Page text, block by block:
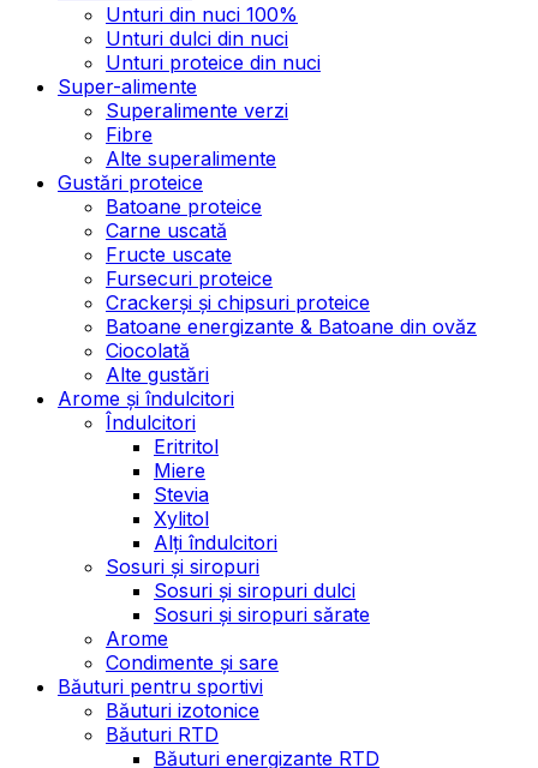
Unturi din nuci 100%
Unturi dulci din nuci
Unturi proteice din nuci
Super-alimente
Superalimente verzi
Fibre
Alte superalimente
Gustări proteice
Batoane proteice
Carne uscată
Fructe uscate
Fursecuri proteice
Crackerși și chipsuri proteice
Batoane energizante & Batoane din ovăz
Ciocolată
Alte gustări
Arome și îndulcitori
Îndulcitori
Eritritol
Miere
Stevia
Xylitol
Alți îndulcitori
Sosuri și siropuri
Sosuri și siropuri dulci
Sosuri și siropuri sărate
Arome
Condimente și sare
Băuturi pentru sportivi
Băuturi izotonice
Băuturi RTD
Băuturi energizante RTD